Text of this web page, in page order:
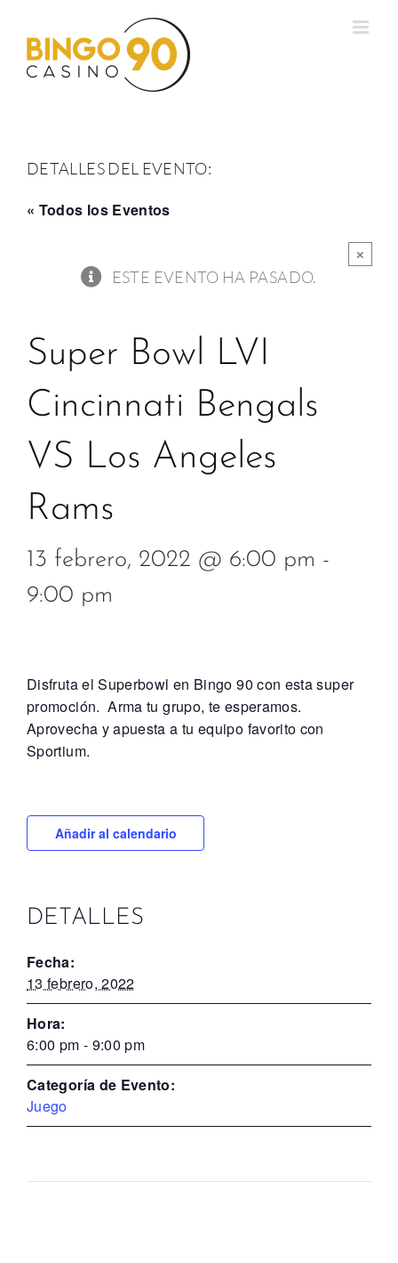
contenido
DETALLES DEL EVENTO:
« Todos los Eventos
×
ESTE EVENTO HA PASADO.
Super Bowl LVI
Cincinnati Bengals
VS Los Angeles
Rams
13 febrero, 2022 @ 6:00 pm -
9:00 pm
Disfruta el Superbowl en Bingo 90 con esta super
promoción. Arma tu grupo, te esperamos.
Aprovecha y apuesta a tu equipo favorito con
Sportium.
Añadir al calendario
DETALLES
Fecha:
13 febrero, 2022
Hora:
6:00 pm - 9:00 pm
Categoría de Evento:
Juego